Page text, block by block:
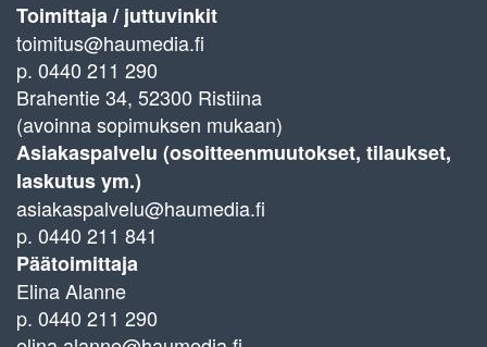
Toimittaja / juttuvinkit
toimitus@haumedia.fi
p. 0440 211 290
Brahentie 34, 52300 Ristiina
(avoinna sopimuksen mukaan)
Asiakaspalvelu (osoitteenmuutokset, tilaukset,
laskutus ym.)
asiakaspalvelu@haumedia.fi
p. 0440 211 841
Päätoimittaja
Elina Alanne
p. 0440 211 290